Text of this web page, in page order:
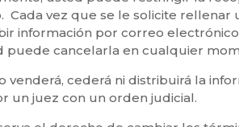
Cada vez que se le solicite
información por correo
puede cancelarla en cualquier
venderá, cederá ni distribuirá la
un juez con un orden judicial.